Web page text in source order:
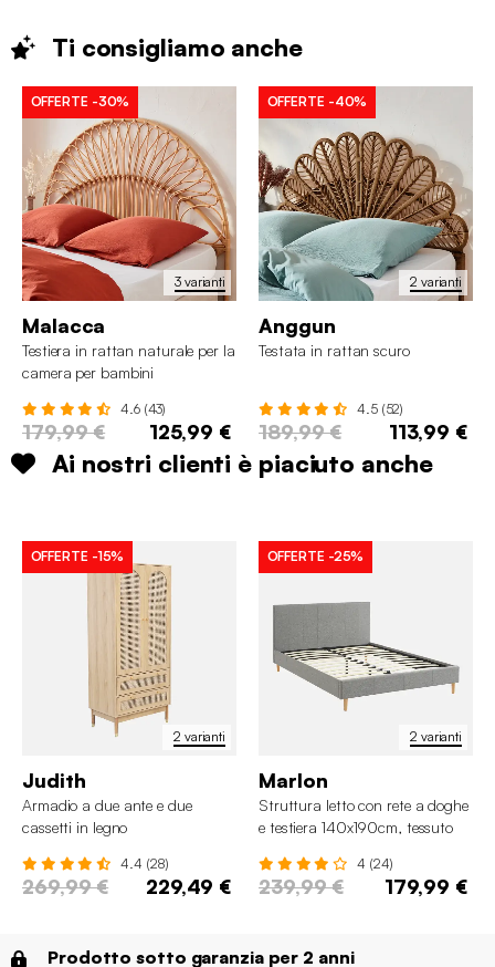
Ti consigliamo anche
3 varianti
OFFERTE -30%
Malacca
Testiera in rattan naturale per la
camera per bambini
4.6 (43)
179,99 € 125,99 €
2 varianti
OFFERTE -40%
Anggun
Testata in rattan scuro
4.5 (52)
189,99 € 113,99 €
Ai nostri clienti è piaciuto anche
2 varianti
OFFERTE -15%
Judith
Armadio a due ante e due
cassetti in legno
4.4 (28)
269,99 € 229,49 €
2 varianti
OFFERTE -25%
Marlon
Struttura letto con rete a doghe
e testiera 140x190cm, tessuto
4 (24)
239,99 € 179,99 €
Prodotto sotto garanzia per 2 anni